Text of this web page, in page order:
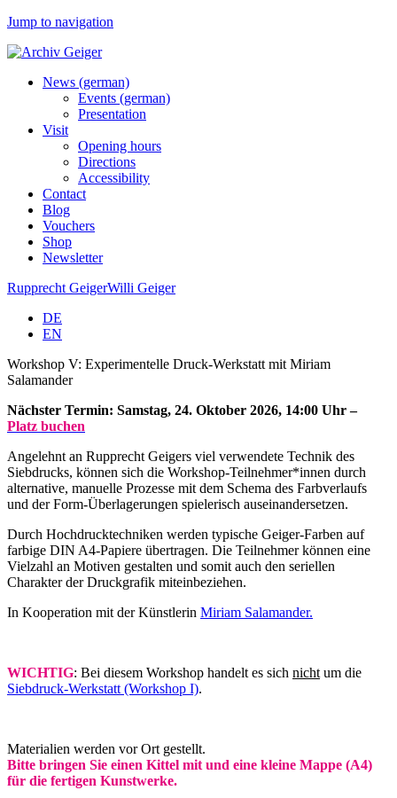
Jump to navigation
News (german)
Events (german)
Presentation
Visit
Opening hours
Directions
Accessibility
Contact
Blog
Vouchers
Shop
Newsletter
Rupprecht GeigerWilli Geiger
DE
EN
Workshop V: Experimentelle Druck-Werkstatt mit Miriam
Salamander
Nächster Termin: Samstag, 24. Oktober 2026, 14:00 Uhr –
Platz buchen
Angelehnt an Rupprecht Geigers viel verwendete Technik des
Siebdrucks, können sich die Workshop-Teilnehmer*innen durch
alternative, manuelle Prozesse mit dem Schema des Farbverlaufs
und der Form-Überlagerungen spielerisch auseinandersetzen.
Durch Hochdrucktechniken werden typische Geiger-Farben auf
farbige DIN A4-Papiere übertragen. Die Teilnehmer können eine
Vielzahl an Motiven gestalten und somit auch den seriellen
Charakter der Druckgrafik miteinbeziehen.
In Kooperation mit der Künstlerin Miriam Salamander.
WICHTIG: Bei diesem Workshop handelt es sich nicht um die
Siebdruck-Werkstatt (Workshop I).
Materialien werden vor Ort gestellt.
Bitte bringen Sie einen Kittel mit und eine kleine Mappe (A4)
für die fertigen Kunstwerke.